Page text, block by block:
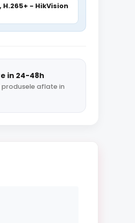
H.265+ - HikVision
in 24-48h
produsele aflate in